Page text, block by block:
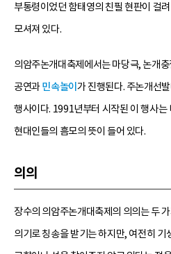
부통령이었던 함태영의 친필 현판이 걸
모셔져 있다.
의암주논개대축제에서는 마당극, 논개
공연과민속놀이 가 진행된다. 주논개선
행사이다. 1991년부터 시작된 이 행사는
현대인들의 흠모의 뜻이 들어 있다.
의의
장수의 의암주논개대축제의 의의는 두
의기로 칭송을 받기는 하지만, 여전히 기